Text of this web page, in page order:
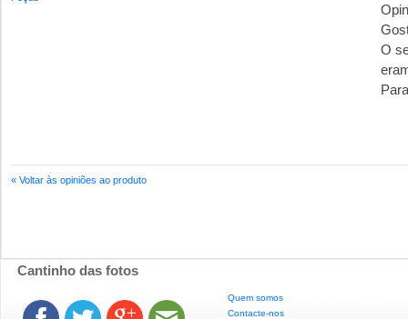
O
« Voltar às opiniões ao produto
Cantinho das fotos
Quem somos
Contacte-nos